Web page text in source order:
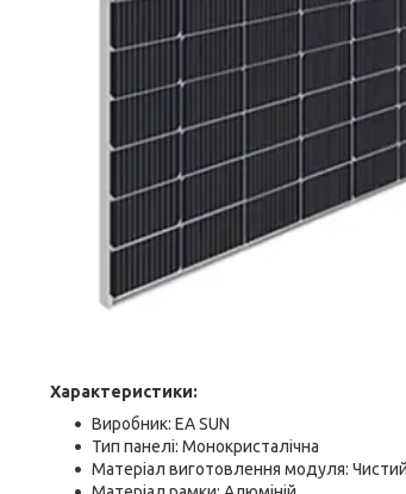
Характеристики:
Виробник: EA SUN
Тип панелі: Монокристалічна
Матеріал виготовлення модуля: